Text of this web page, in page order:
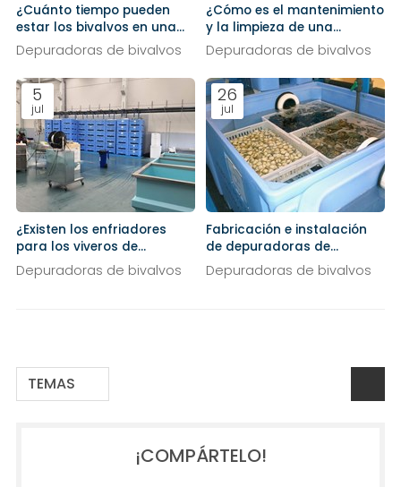
TEMAS
¿Cuánto tiempo pueden
estar los bivalvos en una
depuradora?
Depuradoras de bivalvos
¿Cómo es el mantenimiento
y la limpieza de una
depuradora de marisco?
Depuradoras de bivalvos
5
jul
¿Existen los enfriadores
para los viveros de
marisco?
Depuradoras de bivalvos
26
jul
Fabricación e instalación
de depuradoras de
marisco a medida
Depuradoras de bivalvos
¡COMPÁRTELO!